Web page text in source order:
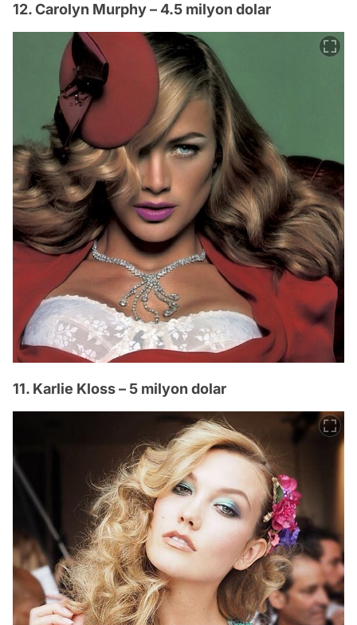
12. Carolyn Murphy – 4.5 milyon dolar
11. Karlie Kloss – 5 milyon dolar